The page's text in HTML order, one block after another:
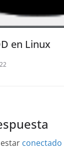
en Linux
conectado